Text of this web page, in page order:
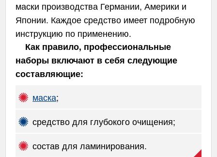
маски производства Германии, Америки и
Японии. Каждое средство имеет подробную
инструкцию по применению.
Как правило, профессиональные
наборы включают в себя следующие
составляющие:
маска;
средство для глубокого очищения;
состав для ламинирования.